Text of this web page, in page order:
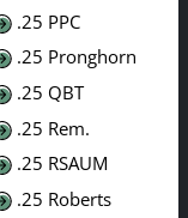
.25 PPC
.25 Pronghorn
.25 QBT
.25 Rem.
.25 RSAUM
.25 Roberts